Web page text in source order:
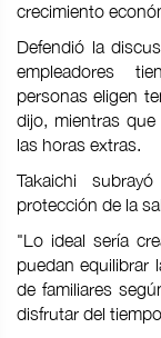
crecimiento
Defendió la
empleadores
personas eligen
dijo, mientras
las horas extras.
Takaichi
protección de la
"Lo ideal sería
puedan equilibrar
de familiares
disfrutar del